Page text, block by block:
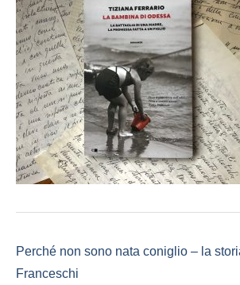
Perché non sono nata coniglio – la
Franceschi